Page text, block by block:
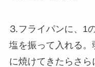
⒊フライパンに、1
塩を振って入れる
に焼けてきたらさ